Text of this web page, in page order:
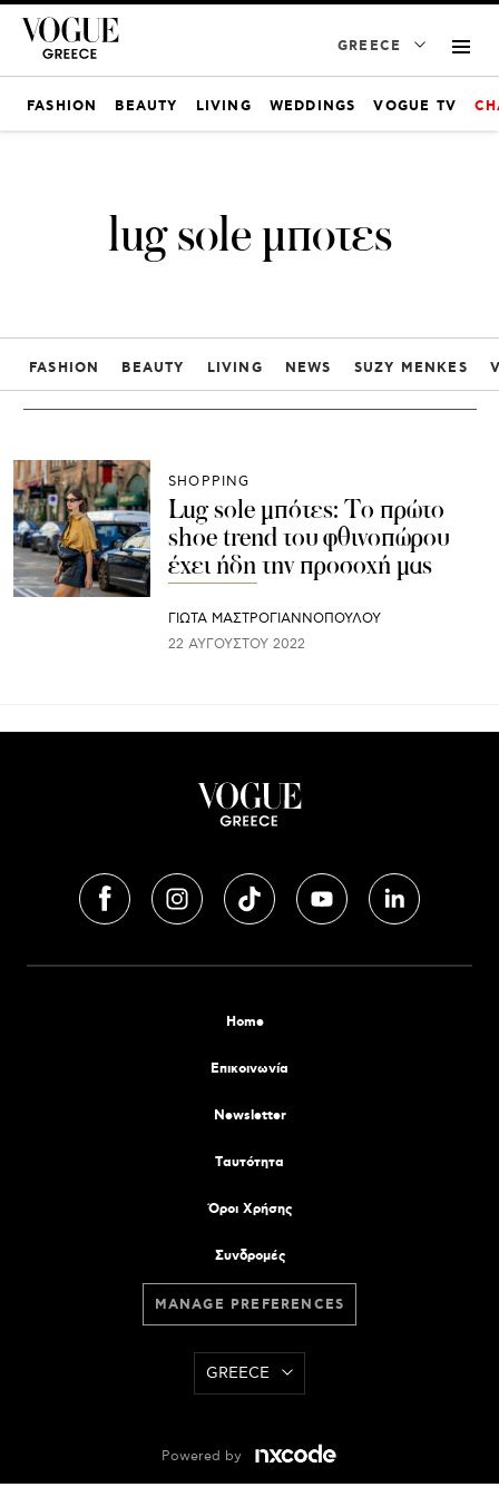
GREECE
FASHION BEAUTY LIVING WEDDINGS VOGUE TV
lug sole μποτες
FASHION BEAUTY LIVING NEWS SUZY MENKES
SHOPPING
Lug sole μπότες: Το πρώτο
shoe trend του φθινοπώρου
έχει ήδη την προσοχή μας
ΓΙΩΤΑ ΜΑΣΤΡΟΓΙΑΝΝΟΠΟΥΛΟΥ
22 ΑΥΓΟΎΣΤΟΥ 2022
Home
Επικοινωνία
Newsletter
Tαυτότητα
Όροι Χρήσης
Συνδρομές
MANAGE PREFERENCES
GREECE
Powered by